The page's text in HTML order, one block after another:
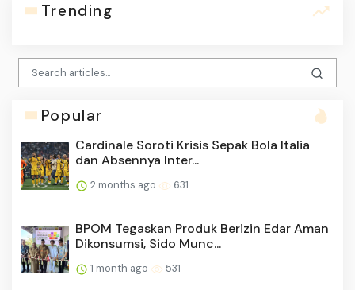
Trending
Popular
Cardinale Soroti Krisis Sepak Bola Italia
dan Absennya Inter...
2 months ago 631
BPOM Tegaskan Produk Berizin Edar Aman
Dikonsumsi, Sido Munc...
1 month ago 531